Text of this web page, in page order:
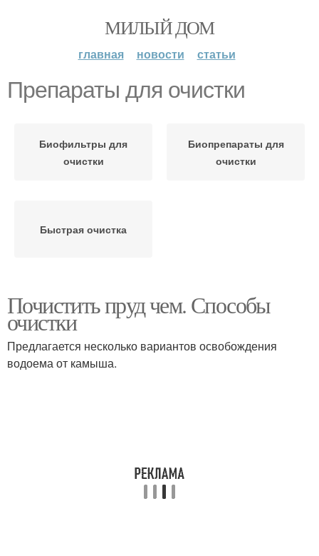
МИЛЫЙ ДОМ
главная новости статьи
Препараты для очистки
Биофильтры для
очистки
Биопрепараты для
очистки
Быстрая очистка
Почистить пруд чем. Способы
очистки
Предлагается несколько вариантов освобождения
водоема от камыша.